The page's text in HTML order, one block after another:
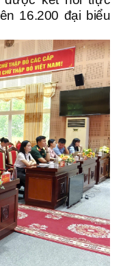
16.200 đại biểu